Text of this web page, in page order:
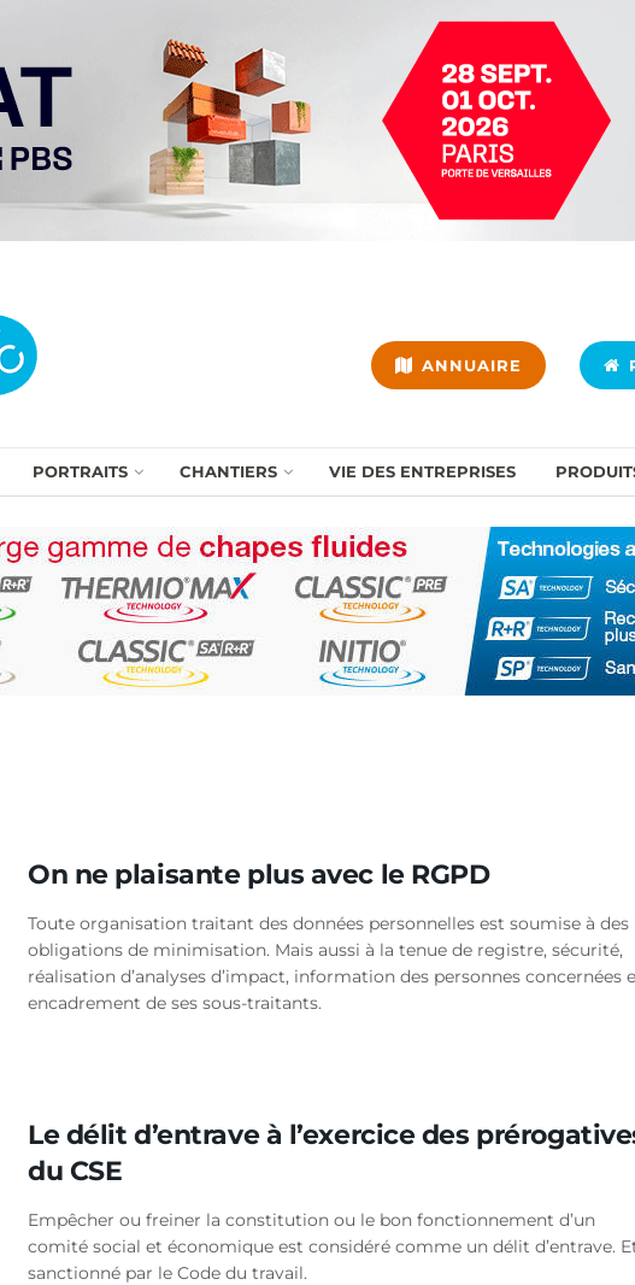
ANNUAIRE
PORTRAITS CHANTIERS VIE DES ENTREPRISES
On ne plaisante plus avec le RGPD
Toute organisation traitant des données personnelles est soumise à des
obligations de minimisation. Mais aussi à la tenue de registre, sécurité,
réalisation d’analyses d’impact, information des personnes concernées
encadrement de ses sous-traitants.
Le délit d’entrave à l’exercice des
du CSE
Empêcher ou freiner la constitution ou le bon fonctionnement d’un
comité social et économique est considéré comme un délit d’entrave.
sanctionné par le Code du travail.